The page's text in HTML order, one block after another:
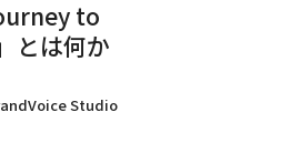
to
とは何か
Studio